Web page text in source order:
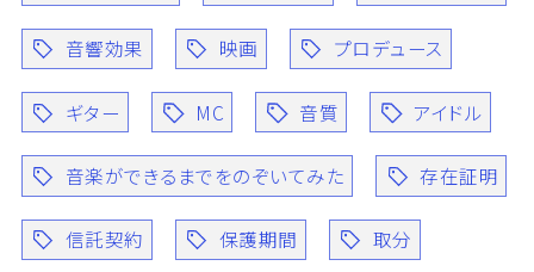
音響効果 映画 プロデュース
ギター MC 音質 アイドル
音楽ができるまでをのぞいてみた 存在証明
信託契約 保護期間 取分